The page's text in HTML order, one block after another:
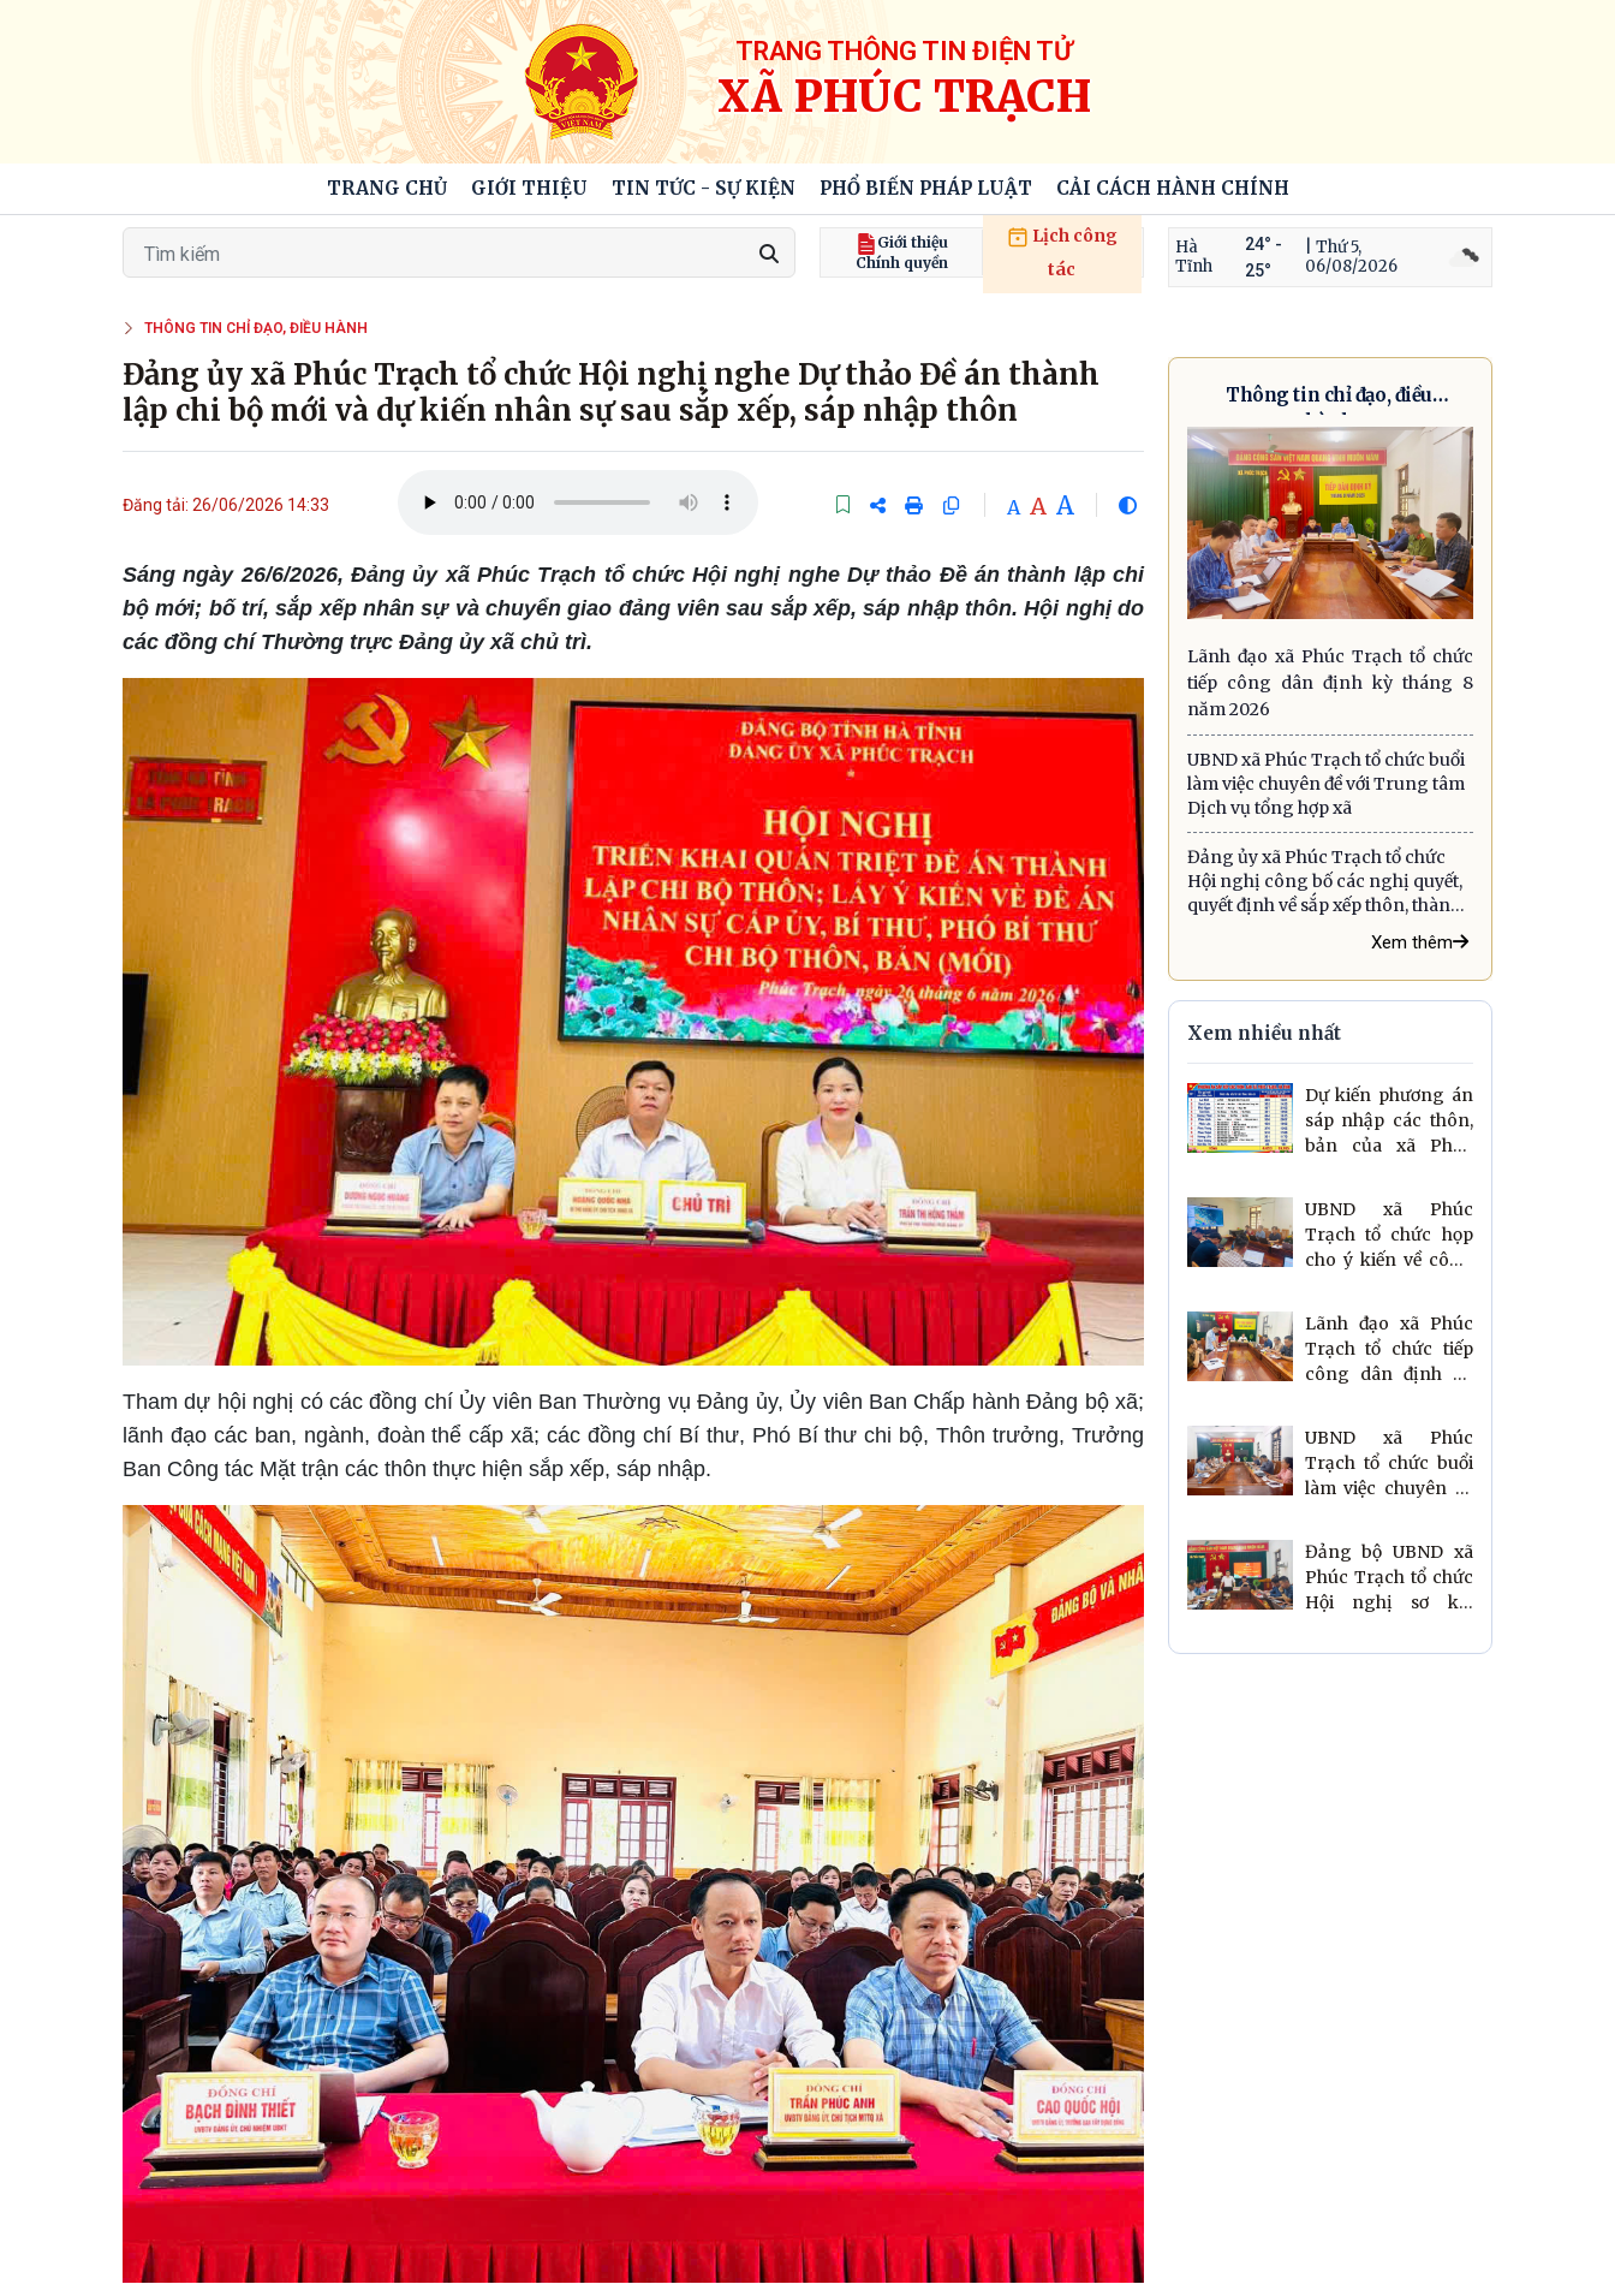
TRANG THÔNG TIN ĐIỆN TỬ
XÃ PHÚC TRẠCH
TRANG CHỦ GIỚI THIỆU TIN TỨC - SỰ KIỆN PHỔ BIẾN PHÁP LUẬT CẢI CÁCH HÀNH CHÍNH
Giới thiệu
Chính quyền
Lịch công
tác
Hà
Tĩnh
24° -
25°
| Thứ 5,
06/08/2026
THÔNG TIN CHỈ ĐẠO, ĐIỀU HÀNH
Đảng ủy xã Phúc Trạch tổ chức Hội nghị nghe Dự thảo Đề án thành
lập chi bộ mới và dự kiến nhân sự sau sắp xếp, sáp nhập thôn
Đăng tải: 26/06/2026 14:33 A A A
Sáng ngày 26/6/2026, Đảng ủy xã Phúc Trạch tổ chức Hội nghị nghe Dự thảo Đề án thành lập chi
bộ mới; bố trí, sắp xếp nhân sự và chuyển giao đảng viên sau sắp xếp, sáp nhập thôn. Hội nghị do
các đồng chí Thường trực Đảng ủy xã chủ trì.
Tham dự hội nghị có các đồng chí Ủy viên Ban Thường vụ Đảng ủy, Ủy viên Ban Chấp hành Đảng bộ xã;
lãnh đạo các ban, ngành, đoàn thể cấp xã; các đồng chí Bí thư, Phó Bí thư chi bộ, Thôn trưởng, Trưởng
Ban Công tác Mặt trận các thôn thực hiện sắp xếp, sáp nhập.
Thông tin chỉ đạo, điều
hành
Lãnh đạo xã Phúc Trạch tổ chức
tiếp công dân định kỳ tháng 8
năm 2026
UBND xã Phúc Trạch tổ chức buổi
làm việc chuyên đề với Trung tâm
Dịch vụ tổng hợp xã
Đảng ủy xã Phúc Trạch tổ chức
Hội nghị công bố các nghị quyết,
quyết định về sắp xếp thôn, thành
Xem thêm
Xem nhiều nhất
Dự kiến phương án
sáp nhập các thôn,
bản của xã Phúc
UBND xã Phúc
Trạch tổ chức họp
cho ý kiến về công
chung xã đến năm
2050
Lãnh đạo xã Phúc
Trạch tổ chức tiếp
công dân định kỳ
UBND xã Phúc
Trạch tổ chức buổi
làm việc chuyên đề
vụ tổng hợp xã
Đảng bộ UBND xã
Phúc Trạch tổ chức
Hội nghị sơ kết
Đảng 6 tháng đầu